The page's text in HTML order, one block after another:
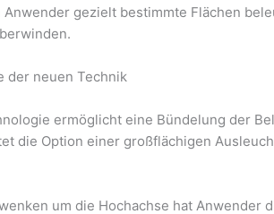
gezielt bestimmte Flächen
der neuen Technik
ermöglicht eine Bündelung der
die Option einer großflächigen
um die Hochachse hat Anwender